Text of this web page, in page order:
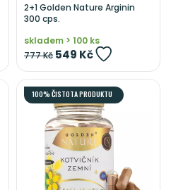
2+1 Golden Nature Arginin
300 cps.
skladem > 100 ks
777 Kč 549 Kč
100% ČISTOTA PRODUKTU